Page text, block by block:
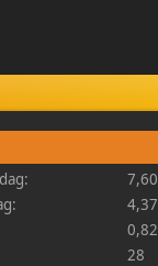
7,60
4,37
0,82
28